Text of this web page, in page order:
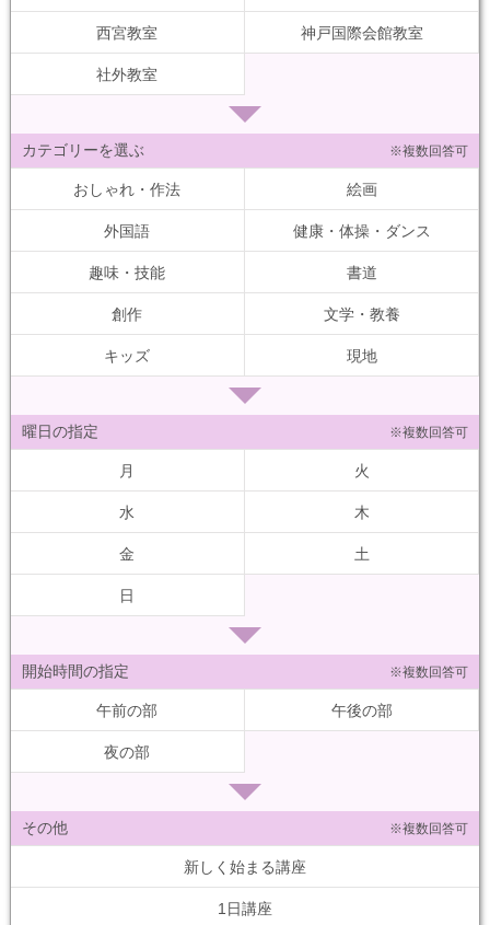
西宮教室 神戸国際会館教室
社外教室
カテゴリーを選ぶ ※複数回答可
おしゃれ・作法 絵画
外国語 健康・体操・ダンス
趣味・技能 書道
創作 文学・教養
キッズ 現地
曜日の指定 ※複数回答可
月 火
水 木
金 土
日
開始時間の指定 ※複数回答可
午前の部 午後の部
夜の部
その他 ※複数回答可
新しく始まる講座
1日講座